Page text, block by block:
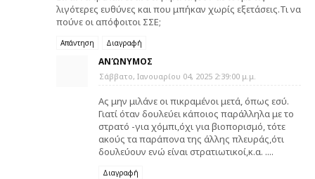
λιγότερες ευθύνες και που μπήκαν χωρίς εξετάσεις.Τι να
πούνε οι απόφοιτοι ΣΣΕ;
Απάντηση Διαγραφή
ΑΝΏΝΥΜΟΣ
Σάββατο, Ιανουαρίου 04, 2025 2:39:00 μ.μ.
Ας μην μιλάνε οι πικραμένοι μετά, όπως εσύ.
Γιατί όταν δουλεύει κάποιος παράλληλα με το
στρατό -για χόμπι,όχι για βιοπορισμό, τότε
ακούς τα παράπονα της άλλης πλευράς,ότι
δουλεύουν ενώ είναι στρατιωτικοί,κ.α. ....
Διαγραφή